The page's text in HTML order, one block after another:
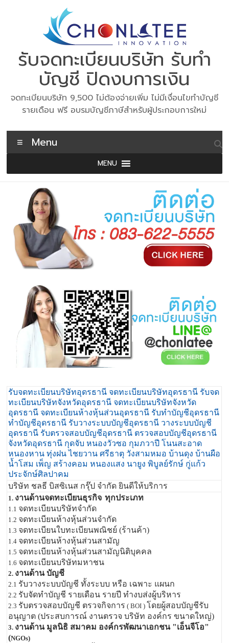
รับจดทะเบียนบริษัท รับทำ
บัญชี ปิดงบการเงิน
จดทะเบียนบริษัท 9,500 ไม่ต้องจ่ายเพิ่ม ไม่มีเงื่อนไขทำบัญชี
รายเดือน ฟรี อบรมบัญชีภาษีสำหรับผู้ประกอบการใหม่
Menu
MENU
รับจดทะเบียนบริษัทอุดรธานี จดทะเบียนบริษัทอุดรธานี รับจด
ทะเบียนบริษัทจังหวัดอุดรธานี จดทะเบียนบริษัทจังหวัด
อุดรธานี จดทะเบียนห้างหุ้นส่วนอุดรธานี รับทำบัญชีอุดรธานี
ทำบัญชีอุดรธานี รับวางระบบบัญชีอุดรธานี วางระบบบัญชี
อุดรธานี รับตรวจสอบบัญชีอุดรธานี ตรวจสอบบัญชีอุดรธานี
จังหวัดอุดรธานี กุดจับ หนองวัวซอ กุมภวาปี โนนสะอาด
หนองหาน ทุ่งฝน ไชยวาน ศรีธาตุ วังสามหมอ บ้านดุง บ้านผือ
น้ำโสม เพ็ญ สร้างคอม หนองแสง นายูง พิบูลย์รักษ์ กู่แก้ว
ประจักษ์ศิลปาคม
บริษัท ชลธี บิสซิเนส กรุ๊ป จำกัด ยินดีให้บริการ
1. งานด้านจดทะเบียนธุรกิจ ทุกประเภท
1.1 จดทะเบียนบริษัทจำกัด
1.2 จดทะเบียนห้างหุ้นส่วนจำกัด
1.3 จดทะเบียนใบทะเบียนพณิชย์ (ร้านค้า)
1.4 จดทะเบียนห้างหุ้นส่วนสามัญ
1.5 จดทะเบียนห้างหุ้นส่วนสามัญนิติบุคคล
1.6 จดทะเบียนบริษัทมหาชน
2. งานด้าน บัญชี
2.1 รับวางระบบบัญชี ทั้งระบบ หรือ เฉพาะ แผนก
2.2 รับจัดทำบัญชี รายเดือน รายปี ทำงบส่งผู้บริหาร
2.3 รับตรวจสอบบัญชี ตรวจกิจการ ( BOI ) โดยผู้สอบบัญชีรับ
อนุญาต (ประสบการณ์ งานตรวจ บริษัท องค์กร ขนาดใหญ่)
3. งานด้าน มูลนิธิ สมาคม องค์กรพัฒนาเอกชน "เอ็นจีโอ"
(NGOs)